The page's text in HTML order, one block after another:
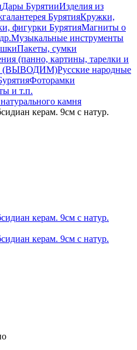
Дары БурятииИзделия из
БурятияКружки,
фигурки БурятияМагниты о
Музыкальные инструменты
Пакеты, сумки
(панно, картины, тарелки и
(ВЫВОДИМ)Русские народные
Фоторамки
и т.п.
камня
керам. 9см с натур.